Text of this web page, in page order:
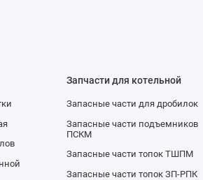
равномерной выдачи мелких сыпучих
или транспортирующие устройства.
Запчасти для котельной
Запасные части для дробилок
Запасные части подъемников
ПСКМ
Запасные части топок ТШПМ
Запасные части топок ЗП-РПК